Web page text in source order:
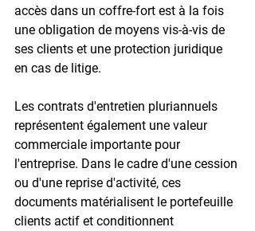
accès dans un coffre-fort est à la fois
une obligation de moyens vis-à-vis de
ses clients et une protection juridique
en cas de litige.
Les contrats d'entretien pluriannuels
représentent également une valeur
commerciale importante pour
l'entreprise. Dans le cadre d'une cession
ou d'une reprise d'activité, ces
documents matérialisent le portefeuille
clients actif et conditionnent